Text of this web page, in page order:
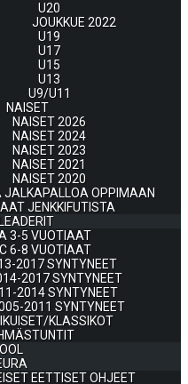
U20
JOUKKUE 2022
U19
U17
U15
U13
U9/U11
NAISET
NAISET 2026
NAISET 2024
NAISET 2023
NAISET 2021
NAISET 2020
JALKAPALLOA OPPIMAAN
JENKKIFUTISTA
3-5 VUOTIAAT
6-8 VUOTIAAT
2017 SYNTYNEET
2017 SYNTYNEET
2014 SYNTYNEET
2011 SYNTYNEET
KLASSIKOT
EETTISET OHJEET